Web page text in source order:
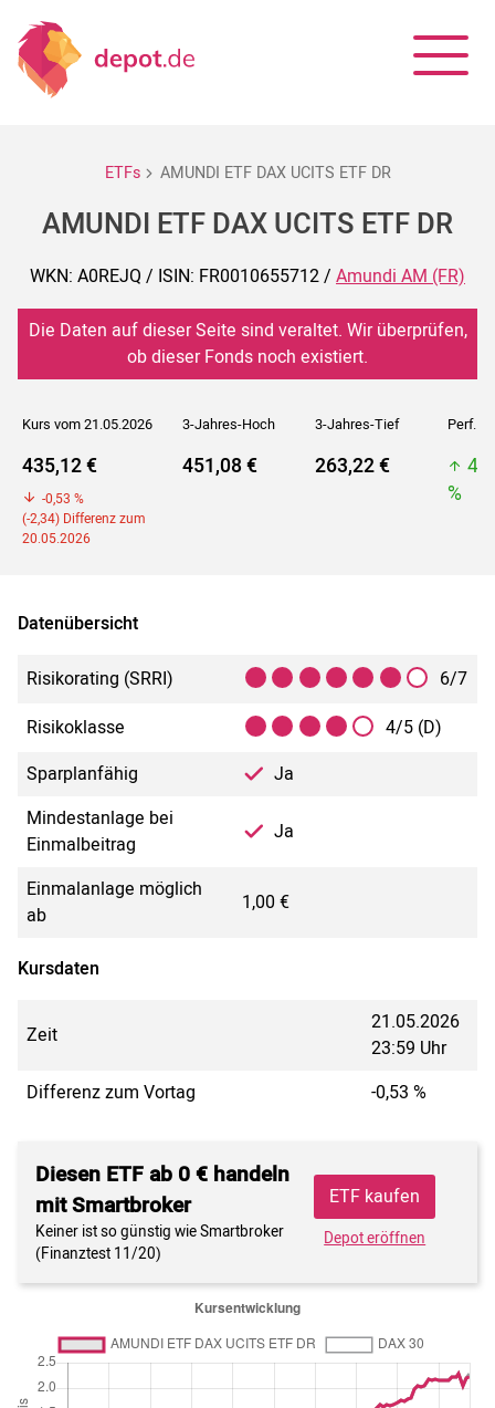
ETFs AMUNDI ETF DAX UCITS ETF DR
AMUNDI ETF DAX UCITS ETF DR
WKN: A0REJQ / ISIN: FR0010655712 / Amundi AM (FR)
Die Daten auf dieser Seite sind veraltet. Wir überprüfen,
ob dieser Fonds noch existiert.
Kurs vom 21.05.2026 3-Jahres-Hoch 3-Jahres-Tief Perf. 5J
435,12 €
-0,53 %
(-2,34) Differenz zum
20.05.2026
451,08 € 263,22 €
%
Datenübersicht
Risikorating (SRRI)
6/7
Risikoklasse
4/5 (D)
Sparplanfähig
Ja
Mindestanlage bei
Einmalbeitrag
Ja
Einmalanlage möglich
ab
1,00 €
Kursdaten
Zeit
21.05.2026
23:59 Uhr
Differenz zum Vortag
-0,53 %
Diesen ETF ab 0 € handeln
mit Smartbroker
Keiner ist so günstig wie Smartbroker
(Finanztest 11/20)
ETF kaufen
Depot eröffnen